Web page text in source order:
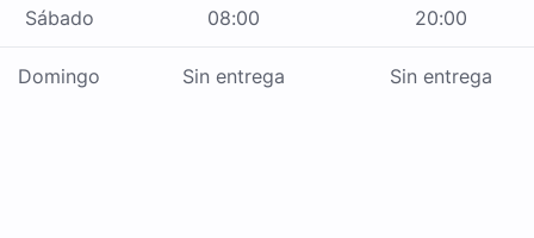
Sábado 08:00 20:00
Domingo Sin entrega Sin entrega